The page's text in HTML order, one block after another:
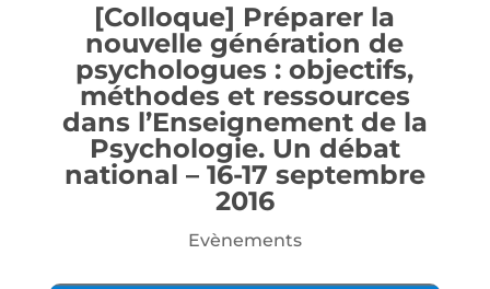
[Colloque] Préparer la
nouvelle génération de
psychologues : objectifs,
méthodes et ressources
dans l’Enseignement de la
Psychologie. Un débat
national – 16-17 septembre
2016
Evènements